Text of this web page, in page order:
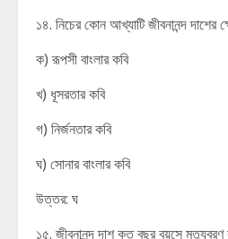
১৪. নিচের কোন আখ্যাটি জীবনানন্দ দাশের
ক) রূপসী বাংলার কবি
খ) ধূসরতার কবি
গ) নির্জনতার কবি
ঘ) সোনার বাংলার কবি
উত্তর: ঘ
১৫. জীবনানন্দ দাশ কত বছর বয়সে মৃত্যুবরণ